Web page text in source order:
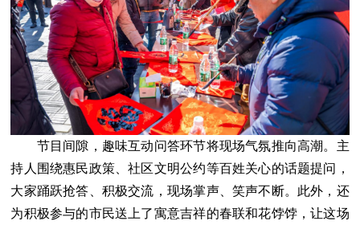
节目间隙，趣味互动问答环节将现场气氛推向高潮。主
持人围绕惠民政策、社区文明公约等百姓关心的话题提问，
大家踊跃抢答、积极交流，现场掌声、笑声不断。此外，还
为积极参与的市民送上了寓意吉祥的春联和花饽饽，让这场